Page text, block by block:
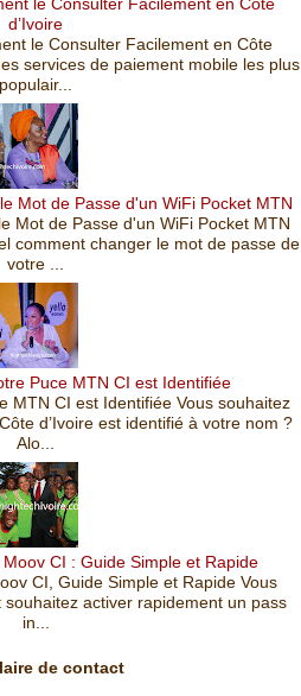
d’Ivoire
le Consulter Facilement en Côte
services de paiement mobile les plus
populair...
Mot de Passe d'un WiFi Pocket MTN
Mot de Passe d'un WiFi Pocket MTN
comment changer le mot de passe de
votre ...
Puce MTN CI est Identifiée
MTN CI est Identifiée Vous souhaitez
d’Ivoire est identifié à votre nom ?
Alo...
CI : Guide Simple et Rapide
CI, Guide Simple et Rapide Vous
souhaitez activer rapidement un pass
in...
de contact